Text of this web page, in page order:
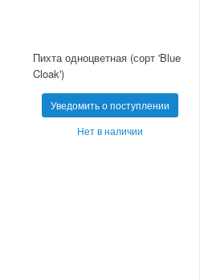
Пихта одноцветная (сорт 'Blue
Cloak')
Уведомить о поступлении
Нет в наличии